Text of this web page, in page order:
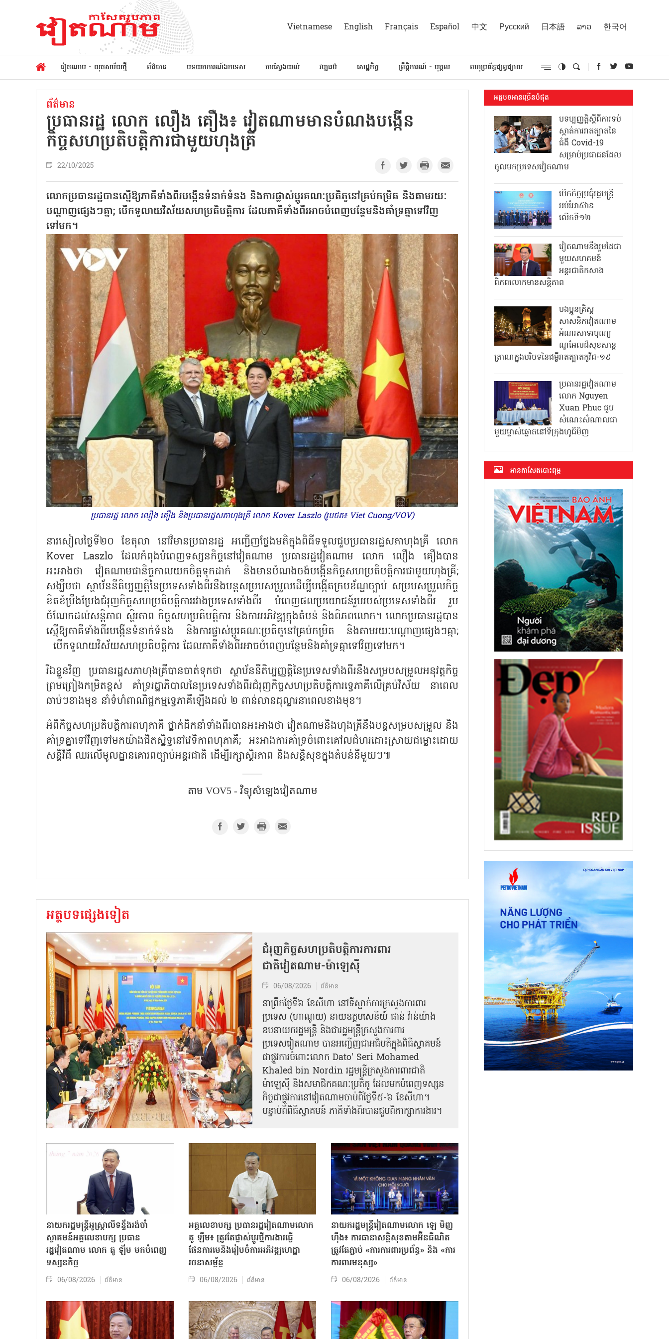
Vietnamese English Français Español 中文 Русский 日本語 ລາວ 한국어
វៀតណាម - យុគសម័យថ្មី ព័ត៌មាន បទយកការណ៍ឯកទេស ការស្វែងយល់ វប្បធម៌ សេដ្ឋកិច្ច ព្រឹត្តិការណ៍ - បុគ្គល ពហុប្រព័ន្ធផ្សព្វផ្សាយ
ព័ត៌មាន
ប្រធានរដ្ឋ លោក លឿង គឿង៖ វៀតណាមមានបំណងបង្កើន
កិច្ចសហប្រតិបត្តិការជាមួយហុងគ្រី
22/10/2025
លោកប្រធានរដ្ឋបានស្នើឱ្យភាគីទាំងពីរបង្កើនទំនាក់ទំនង និងការផ្លាស់ប្តូរគណៈប្រតិភូនៅគ្រប់កម្រិត និងតាមរយៈ
បណ្តាញផ្សេងៗគ្នា; បើកទូលាយវិស័យសហប្រតិបត្តិការ ដែលភាគីទាំងពីរអាចបំពេញបន្ថែមនិងគាំទ្រគ្នាទៅវិញ
ទៅមក។
ប្រធានរដ្ឋ លោក លឿង គឿង និងប្រធានរដ្ឋសភាហុងគ្រី លោក Kover Laszlo (រូបថត៖ Viet Cuong/VOV)
នារសៀលថ្ងៃទី២០ ខែតុលា នៅវិមានប្រធានរដ្ឋ អញ្ជើញថ្លែងមតិក្នុងពិធីទទួលជួបប្រធានរដ្ឋសភាហុងគ្រី លោក
Kover Laszlo ដែលកំពុងបំពេញទស្សនកិច្ចនៅវៀតណាម ប្រធានរដ្ឋវៀតណាម លោក លឿង គឿងបាន
អះអាងថា វៀតណាមជានិច្ចកាលយកចិត្តទុកដាក់ និងមានបំណងចង់បង្កើនកិច្ចសហប្រតិបត្តិការជាមួយហុងគ្រី;
សង្ឃឹមថា ស្ថាប័ននីតិប្បញ្ញត្តិនៃប្រទេសទាំងពីរនឹងបន្តសម្របសម្រួលដើម្បីបង្កើតក្របខ័ណ្ឌច្បាប់ សម្របសម្រួលកិច្ច
ខិតខំប្រឹងប្រែងជំរុញកិច្ចសហប្រតិបត្តិការរវាងប្រទេសទាំងពីរ បំពេញផលប្រយោជន៍រួមរបស់ប្រទេសទាំងពីរ រួម
ចំណែកដល់សន្តិភាព ស្ថិរភាព កិច្ចសហប្រតិបត្តិការ និងការអភិវឌ្ឍក្នុងតំបន់ និងពិភពលោក។ លោកប្រធានរដ្ឋបាន
ស្នើឱ្យភាគីទាំងពីរបង្កើនទំនាក់ទំនង និងការផ្លាស់ប្តូរគណៈប្រតិភូនៅគ្រប់កម្រិត និងតាមរយៈបណ្តាញផ្សេងៗគ្នា;
បើកទូលាយវិស័យសហប្រតិបត្តិការ ដែលភាគីទាំងពីរអាចបំពេញបន្ថែមនិងគាំទ្រគ្នាទៅវិញទៅមក។
រីឯខ្លួនវិញ ប្រធានរដ្ឋសភាហុងគ្រីបានចាត់ទុកថា ស្ថាប័ននីតិប្បញ្ញត្តិនៃប្រទេសទាំងពីរនឹងសម្របសម្រួលអនុវត្តកិច្ច
ព្រមព្រៀងកម្រិតខ្ពស់ គាំទ្ររដ្ឋាភិបាលនៃប្រទេសទាំងពីរជំរុញកិច្ចសហប្រតិបត្តិការទ្វេភាគីលើគ្រប់វិស័យ នាពេល
ឆាប់ៗខាងមុខ នាំទំហំពាណិជ្ជកម្មទ្វេភាគីឡើងដល់ ២ ពាន់លានដុល្លារនាពេលខាងមុខ។
អំពីកិច្ចសហប្រតិបត្តិការពហុភាគី ថ្នាក់ដឹកនាំទាំងពីរបានអះអាងថា វៀតណាមនិងហុងគ្រីនឹងបន្តសម្របសម្រួល និង
គាំទ្រគ្នាទៅវិញទៅមកយ៉ាងជិតស្និទ្ធនៅវេទិកាពហុភាគី; អះអាងការគាំទ្រចំពោះគៅលជំហរដោះស្រាយជម្លោះដោយ
សន្តិវិធី ឈរលើមូលដ្ឋានគោរពច្បាប់អន្តរជាតិ ដើម្បីរក្សាស្ថិរភាព និងសន្តិសុខក្នុងតំបន់នីមួយៗ៕
តាម​ VOV5​ - វិទ្យុសំឡេងវៀតណាម​
អត្ថបទផ្សេងទៀត
ជំរុញកិច្ចសហប្រតិបត្តិការការពារ
ជាតិវៀតណាម-ម៉ាឡេស៊ី
06/08/2026 ព័ត៌មាន
នា​ព្រឹកថ្ងៃទី៦ ខែសីហា នៅទីស្នាក់ការក្រសួងការពារ
ប្រទេស (ហាណូយ) នាយឧត្តមសេនីយ៍ ផាន់ វ៉ាន់យ៉ាង
ឧបនាយករដ្ឋមន្ត្រី និងជារដ្ឋមន្ត្រីក្រសួងការពារ
ប្រទេសវៀតណាម បានអញ្ជើញជាអធិបតីក្នុងពិធីស្វាគមន៍
ជាផ្លូវការ​ចំពោះលោក Dato' Seri Mohamed
Khaled bin Nordin រដ្ឋមន្ត្រីក្រសួងការពារជាតិ
ម៉ាឡេស៊ី និងសមាជិកគណៈប្រតិភូ ដែលមកបំពេញទស្សន
កិច្ចជាផ្លូវការនៅវៀតណាមចាប់ពីថ្ងៃទី៥-៦ ខែសីហា។
បន្ទាប់ពីពិធីស្វាគមន៍ ភាគីទាំងពីរបានជួបពិភាក្សាការងារ​។
នាយករដ្ឋមន្ត្រីអូស្ត្រាលីទន្ទឹងរង់ចាំ
ស្វាគមន៍អគ្គលេខាបក្ស ប្រធាន
រដ្ឋវៀតណាម លោក តូ ឡឹម មកបំពេញ
ទស្សនកិច្ច
06/08/2026 ព័ត៌មាន
អគ្គលេខាបក្ស ប្រធានរដ្ឋវៀតណាមលោក
តូ ឡឹម៖ ត្រូវតែផ្លាស់ប្ដូរថ្មីការងារធ្វើ
ផែនការមេនិងរៀបចំការអភិវឌ្ឍហេដ្ឋា
រចនាសម្ព័ន្ធ
06/08/2026 ព័ត៌មាន
នាយករដ្ឋមន្ត្រីវៀតណាមលោក ឡេ មិញ
ហ៊ឹង៖ ការធានាសន្តិសុខតាមអ៊ីនធឺណិត
ត្រូវតែភ្ជាប់ «ការការពារប្រព័ន្ធ» និង «ការ
ការពារមនុស្ស»
06/08/2026 ព័ត៌មាន
អត្ថបទអានច្រើនបំផុត
បទប្បញ្ញត្តិស្តីពីការទប់
ស្កាត់ការរាតត្បាតនៃ
ជំងឺ Covid-19
សម្រាប់ប្រជាជនដែល
ចូលមកប្រទេសវៀតណាម
បើកកិច្ចប្រជុំរដ្ឋមន្ត្រី
អប់រំអាស៊ាន
លើកទី១២
វៀតណាមនឹងរួមដៃជា
មួយសហគមន៍
អន្តរជាតិកសាង
ពិភពលោកមានសន្តិភាព
បងប្អូនគ្រិស្ត
សាសនិកវៀតណាម
អំណរសាទរបុណ្យ
ណូអែលដ៏សុខសាន្ត
ត្រាណក្នុងបរិបទនៃជម្ងឺរាតត្បាតកូវីដ-១៩
ប្រធានរដ្ឋវៀតណាម
លោក Nguyen
Xuan Phuc ជួប
សំណេះសំណាលជា
មួយម្ចាស់ឆ្នោតនៅទីក្រុងហូជីមិញ
អាន​កាសែត​បោះពុម្ភ